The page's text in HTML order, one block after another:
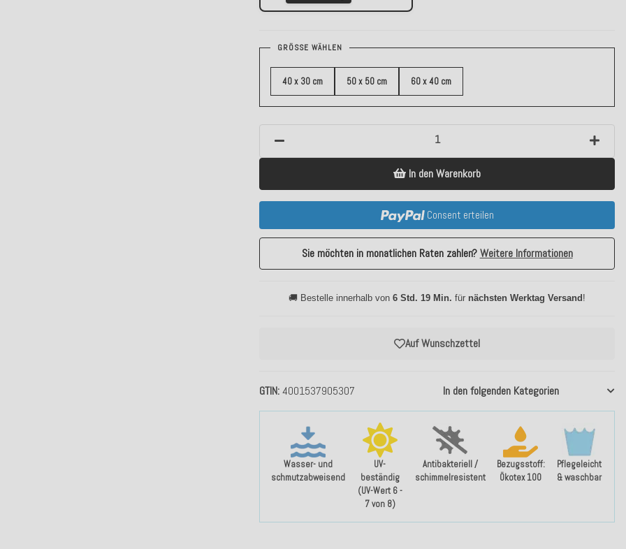
Wasser- und
schmutzabweisend
UV-
beständig
(UV-Wert 6 -
7 von 8)
Antibakteriell /
schimmelresistent
Bezugsstoff:
Ökotex 100
Pflegeleicht
& waschbar
GTIN 4001537905307 In den folgenden Kategorien
Auf Wunschzettel
GRÖSSE WÄHLEN
40 x 30 cm 50 x 50 cm 60 x 40 cm
In den Warenkorb
Consent erteilen
Sie möchten in monatlichen Raten zahlen?Weitere Informationen
🚚 Bestelle innerhalb von6 Std. 19 Min. für nächsten Werktag Versand !